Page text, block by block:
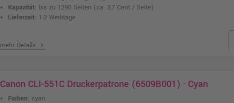
Kapazität: bis zu 1290 Seiten (ca. 3,7 Cent / Seite)
Lieferzeit: 1-2 Werktage
mehr Details chevron_right
Canon CLI-551C Druckerpatrone (6509B001) · Cyan
Farben: cyan